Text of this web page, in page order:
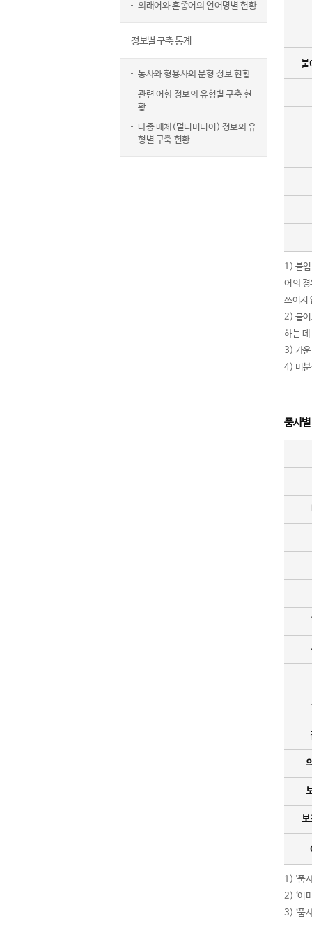
외래어와 혼종어의 언어명별 현황
정보별 구축 통계
동사와 형용사의 문형 정보 현황
관련 어휘 정보의 유형별 구축 현
황
다중 매체(멀티미디어) 정보의 유
형별 구축 현황
붙
1) 붙
어의
쓰이지
2) 붙여
하는
3) 가운
4) 미분
품사
보
1) '품
2) ‘어
3) ‘품